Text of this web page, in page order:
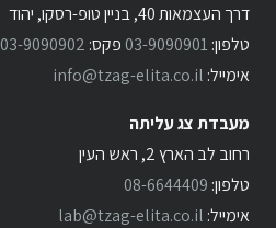
דרך העצמאות 40, בניין טופ-רסקו, יהוד
טלפון: 03-9090901 פקס: 03-9090902
אימייל: info@tzag-elita.co.il
מעבדת צג עליתה
רחוב לב הארץ 2, ראש העין
טלפון: 08-6644409
אימייל: lab@tzag-elita.co.il